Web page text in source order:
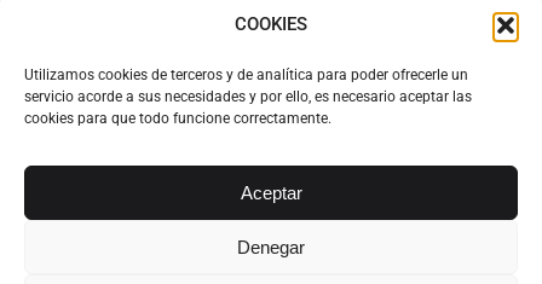
COOKIES
Utilizamos cookies de terceros y de analítica para poder ofrecerle un
servicio acorde a sus necesidades y por ello, es necesario aceptar las
cookies para que todo funcione correctamente.
Aceptar
Denegar
Álvarez Abogados Tenerife:Calle Teobaldo Power Nº 7,
de Tenerife. Islas Canarias.
Somos Abogados especialistas del Derecho desde 1954.
Tenerife Sur .Mejores Abogados Tenerife
Abogados colegiados y ejercientes del ICATF.